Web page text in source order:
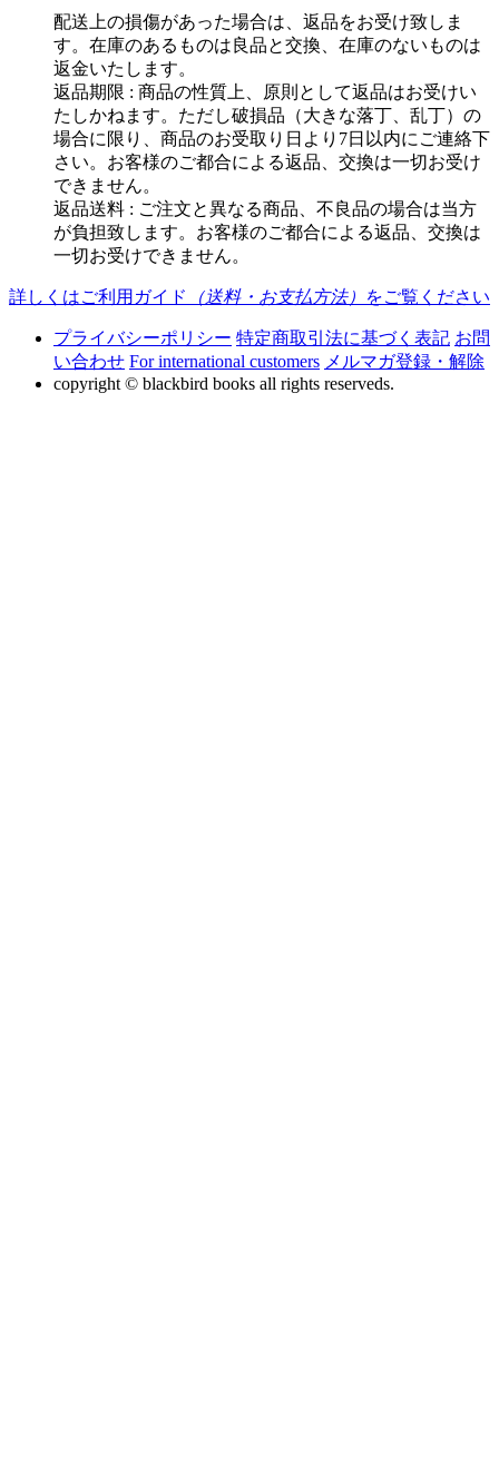
配送上の損傷があった場合は、返品をお受け致しま
す。在庫のあるものは良品と交換、在庫のないものは
返金いたします。
返品期限 : 商品の性質上、原則として返品はお受けい
たしかねます。ただし破損品（大きな落丁、乱丁）の
場合に限り、商品のお受取り日より7日以内にご連絡下
さい。お客様のご都合による返品、交換は一切お受け
できません。
返品送料 : ご注文と異なる商品、不良品の場合は当方
が負担致します。お客様のご都合による返品、交換は
一切お受けできません。
詳しくはご利用ガイド （送料・お支払方法） をご覧ください
プライバシーポリシー 特定商取引法に基づく表記 お問
い合わせ For international customers メルマガ登録・解除
copyright © blackbird books all rights reserveds.